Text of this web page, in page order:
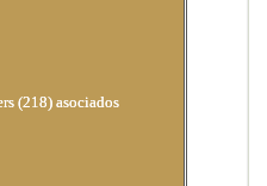
(218) asociados